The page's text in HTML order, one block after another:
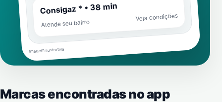
Consigaz * • 38 min
Atende seu bairro
Veja condições
Imagem ilustrativa
Marcas encontradas no app